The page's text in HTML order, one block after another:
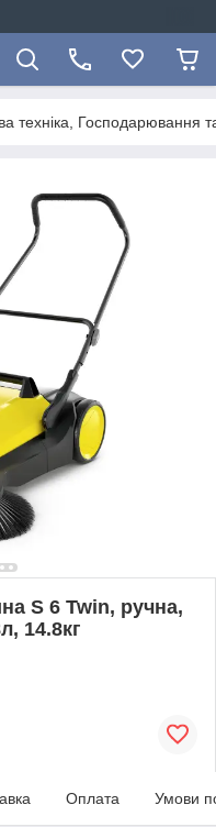
техніка, Господарювання
S 6 Twin, ручна,
14.8кг
Оплата Умови